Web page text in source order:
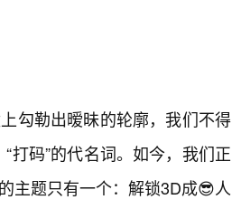
勾勒出暧昧的轮廓，我们不得
打码”的代名词。如今，我们正
主题只有一个：解锁3D成😎人